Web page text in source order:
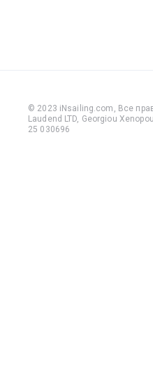
© 2023 iNsailing.com, Все
Laudend LTD, Georgiou
25 030696